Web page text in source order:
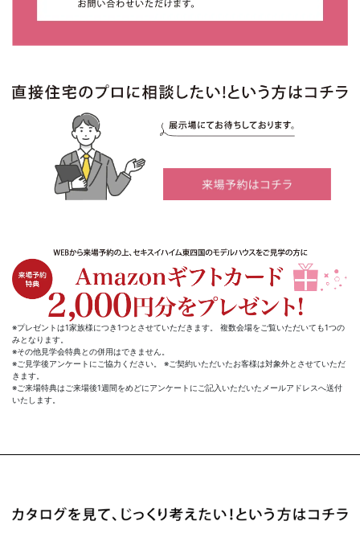
※プレゼントは1家族様につき1つとさせていただきます。 複数会場をご覧いただいても1つの
みとなります。
※その他見学会特典との併用はできません。
※ご見学後アンケートにご協力ください。 ※ご契約いただいたお客様は対象外とさせていただ
きます。
※ご来場特典はご来場後1週間をめどにアンケートにご記入いただいたメールアドレスへ送付
いたします。